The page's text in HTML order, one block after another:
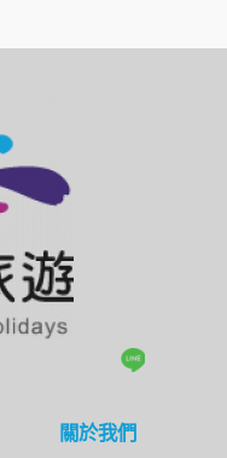
關於我們